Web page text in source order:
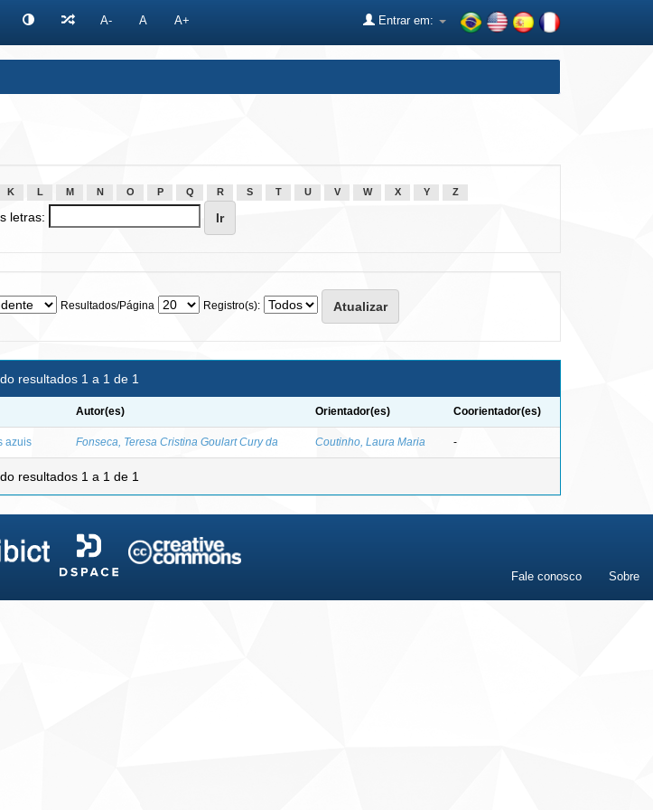
A- A A+ Entrar em:
K L M N O P Q R S T U V W X Y Z
letras:
Resultados/Página Registro(s):
resultados 1 a 1 de 1
Autor(es) Orientador(es) Coorientador(es)
azuis Fonseca, Teresa Cristina Goulart Cury da Coutinho, Laura Maria -
resultados 1 a 1 de 1
Fale conosco Sobre